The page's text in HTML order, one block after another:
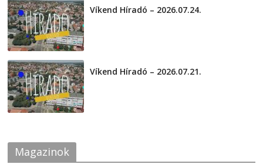
Víkend Híradó – 2026.07.24.
Víkend Híradó – 2026.07.21.
Magazinok